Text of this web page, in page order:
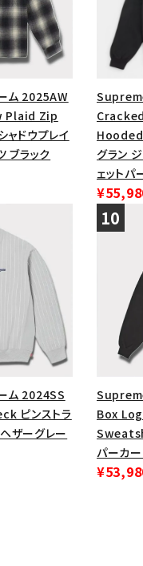
ム 2025AW
Plaid Zip
ドウプレイ
ブラック
グラン
ェットパ
ム 2024SS
ピンストラ
ザーグレー
Box
パーカ